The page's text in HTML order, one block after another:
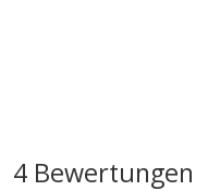
4 Bewertungen